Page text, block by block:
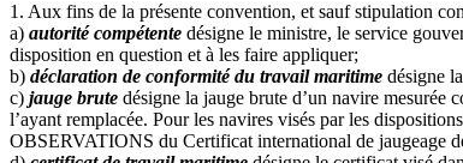
1. Aux fins de la présente convention, et sauf stipulation
a) autorité compétente désigne le ministre, le service
disposition en question et à les faire appliquer;
b) déclaration de conformité du travail maritime désigne
c) jauge brute désigne la jauge brute d’un navire mesurée
l’ayant remplacée. Pour les navires visés par les
OBSERVATIONS du Certificat international de jaugeage